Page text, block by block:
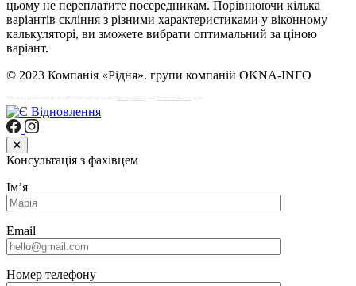
цьому не переплатите посередникам. Порівнюючи кілька
варіантів скління з різними характеристиками у віконному
калькуляторі, ви зможете вибрати оптимальний за ціною
варіант.
© 2023 Компанія «Рідня». групи компаній OKNA-INFO
This site is protected by reCAPTCHA and the Google
✕
Консультація з фахівцем
Імʼя
Email
Номер телефону